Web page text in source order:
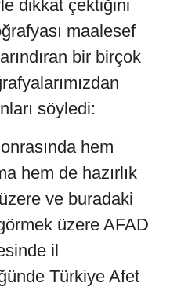
dikkat çektiğini
maalesef
bir birçok
söyledi:
hem
hem de hazırlık
ve buradaki
üzere AFAD
il
Türkiye Afet